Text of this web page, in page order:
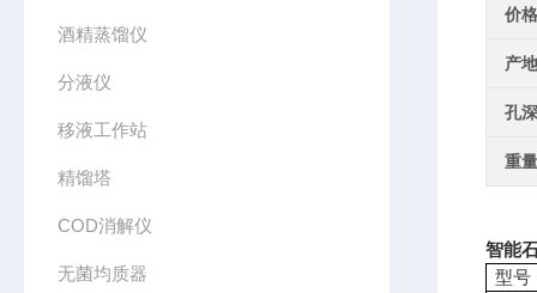
酒精蒸馏仪
分液仪
移液工作站
精馏塔
COD消解仪
无菌均质器
价
产
孔深
重
智能
型号